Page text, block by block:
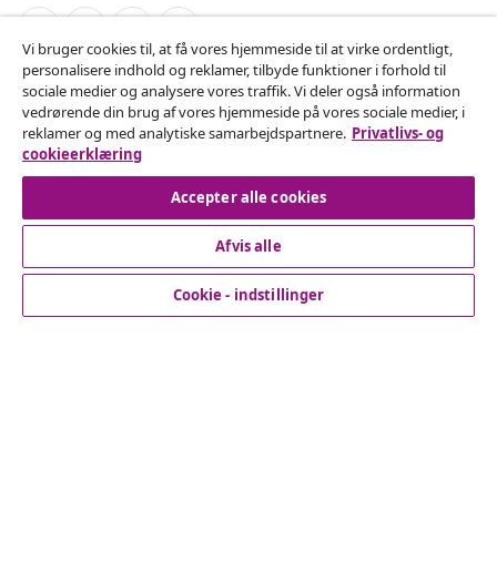
Fortryd køb
Indsend en anmodning om at fortryde din ordre.
Fortryd køb
Kundeservice
Vi bruger cookies til, at få vores hjemmeside til at virke ordentligt,
personalisere indhold og reklamer, tilbyde funktioner i forhold til
sociale medier og analysere vores traffik. Vi deler også information
vedrørende din brug af vores hjemmeside på vores sociale medier, i
reklamer og med analytiske samarbejdspartnere. Privatlivs- og
cookieerklæring
Accepter alle cookies
Afvis alle
Cookie - indstillinger